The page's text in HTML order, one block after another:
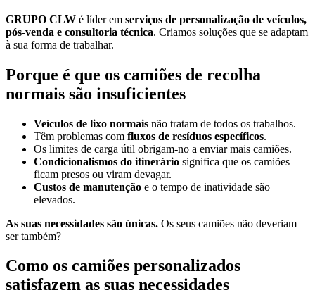
GRUPO CLW é líder em serviços de personalização de veículos,
pós-venda e consultoria técnica. Criamos soluções que se adaptam
à sua forma de trabalhar.
Porque é que os camiões de recolha
normais são insuficientes
Veículos de lixo normais não tratam de todos os trabalhos.
Têm problemas com fluxos de resíduos específicos.
Os limites de carga útil obrigam-no a enviar mais camiões.
Condicionalismos do itinerário significa que os camiões
ficam presos ou viram devagar.
Custos de manutenção e o tempo de inatividade são
elevados.
As suas necessidades são únicas. Os seus camiões não deveriam
ser também?
Como os camiões personalizados
satisfazem as suas necessidades